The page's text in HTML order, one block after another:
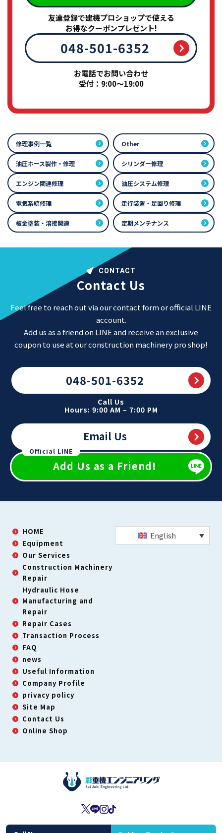
友達登録で建機プロショップで使える
お得なクーポンプレゼント!
048-501-6352
お電話でお問い合わせ
受付：9:00～19:00
修理事例一覧 Other
油圧ホース製作・修理 シリンダー修理
エンジン関連修理 油圧システム修理
電気系統修理 走行装置・足回り修理
板金塗装・溶接関連 定期メンテナンス
CONTACT
Contact Us
Feel free to reach out via our contact form or official LINE
account.
Add us as a friend on LINE and receive an exclusive
coupon to use at our construction machinery pro shop!
048-501-6352
Call Us
Hours: 9:00 AM – 7:00 PM
Email Us
Official LINE
Add Us as a Friend!
HOME
Equipment
Our Services
Construction Machinery
Repair
Hydraulic Hose
Manufacturing and
Repair
Repair Cases
Transaction Process
FAQ
news
Useful Information
Company Profile
privacy policy
Site Map
Contact Us
Online Shop
English